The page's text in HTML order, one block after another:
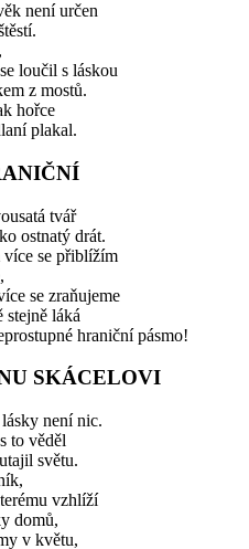
není určen
loučil s láskou
z mostů.
hořce
plakal.
tvář
ostnatý drát.
více se přiblížím
se zraňujeme
stejně láká
hraniční pásmo!
SKÁCELOVI
není nic.
to věděl
světu.
vzhlíží
domů,
v květu,